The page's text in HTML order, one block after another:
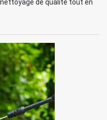
de qualité tout en